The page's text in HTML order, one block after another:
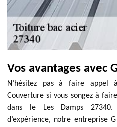
Vos avantages avec
N’hésitez pas à faire appel
Couverture si vous songez à
dans le Les Damps
d’expérience, notre entreprise